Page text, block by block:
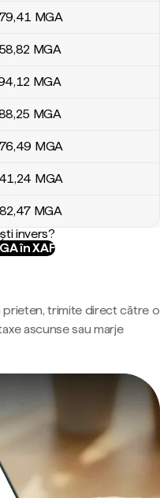
,41 MGA
,82 MGA
,12 MGA
,25 MGA
,49 MGA
,24 MGA
,47 MGA
invers?
în XAF
trimite direct către o
ascunse sau marje